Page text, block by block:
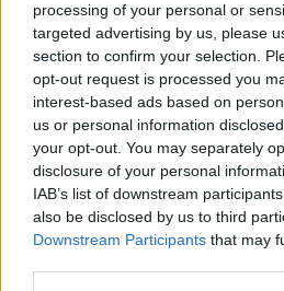
processing of your personal or
targeted advertising by us, please
section to confirm your selection.
opt-out request is processed you
interest-based ads based on
us or personal information
your opt-out. You may separately
disclosure of your personal
IAB’s list of downstream
also be disclosed by us to third
Downstream Participants that may
A PEZZI
5S svaniti? Crozza imita
"Né di destra e sinistra,
ci siamo più"
15/02/2020
FRATELLI DI CROZZA
Crozza fa Grillo e parla al
capo"